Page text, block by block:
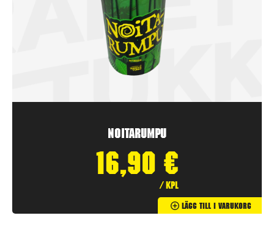
Noitarumpu
16,90 €
/ kpl
Lägg Till I Varukorg